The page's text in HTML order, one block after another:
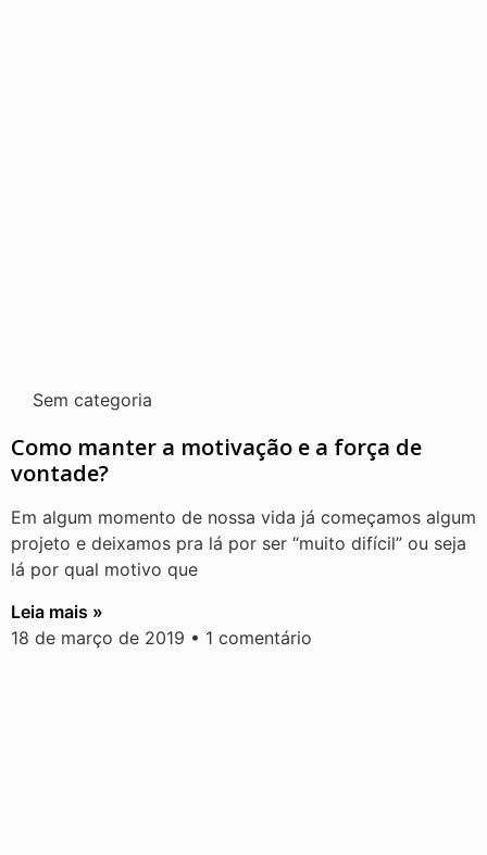
Sem categoria
Como manter a motivação e a força de
vontade?
Em algum momento de nossa vida já começamos algum
projeto e deixamos pra lá por ser “muito difícil” ou seja
lá por qual motivo que
Leia mais »
18 de março de 2019
1 comentário